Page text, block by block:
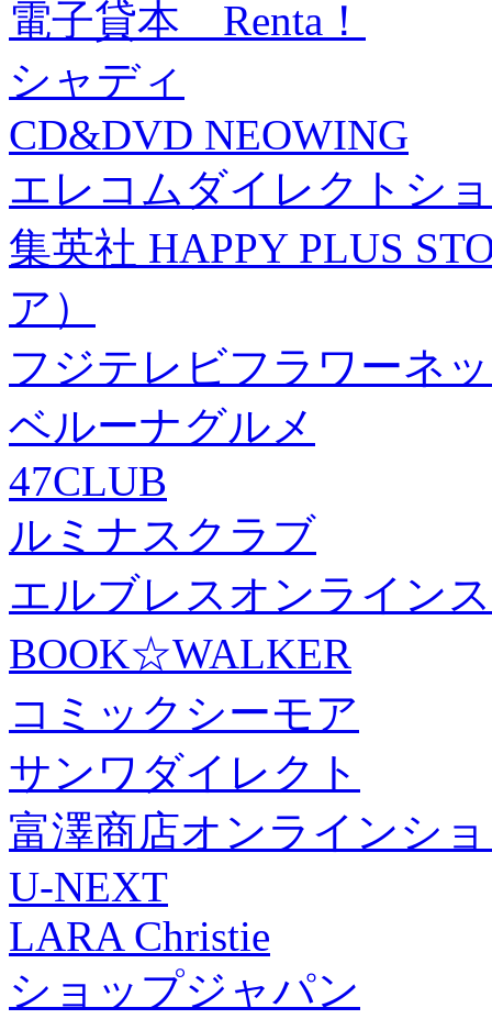
電子貸本 Renta！
シャディ
CD&DVD NEOWING
エレコムダイレクトシ
集英社 HAPPY PLUS
ア）
フジテレビフラワーネ
ベルーナグルメ
47CLUB
ルミナスクラブ
エルブレスオンライン
BOOK☆WALKER
コミックシーモア
サンワダイレクト
富澤商店オンラインシ
U-NEXT
LARA Christie
ショップジャパン